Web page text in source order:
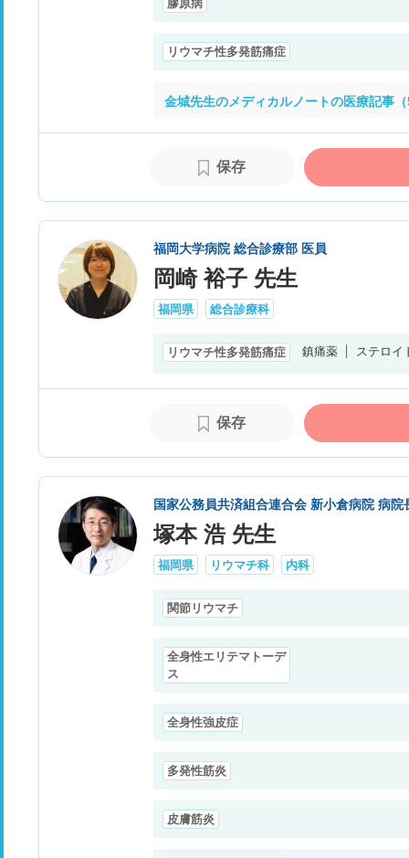
膠原病
リウマチ性多発筋痛症
金城先生のメディカルノートの医療記事
保存
福岡大学病院 総合診療部 医員
岡崎 裕子 先生
福岡県 総合診療科
リウマチ性多発筋痛症 鎮痛薬 ステロイ
保存
国家公務員共済組合連合会 新小倉病院 病院
塚本 浩 先生
福岡県 リウマチ科 内科
関節リウマチ
全身性エリテマトーデ
ス
全身性強皮症
多発性筋炎
皮膚筋炎